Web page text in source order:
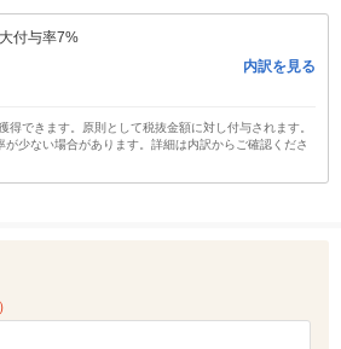
付与率7%
内訳を見る
得できます。原則として税抜金額に対し付与されます。
少ない場合があります。詳細は内訳からご確認くださ